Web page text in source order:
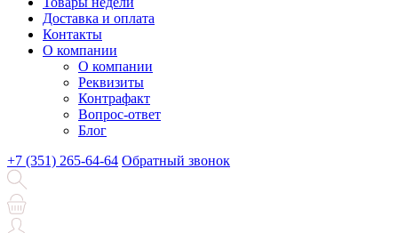
Доставка и оплата
Контакты
О компании
О компании
Реквизиты
Контрафакт
Вопрос-ответ
Блог
+7 (351) 265-64-64 Обратный звонок